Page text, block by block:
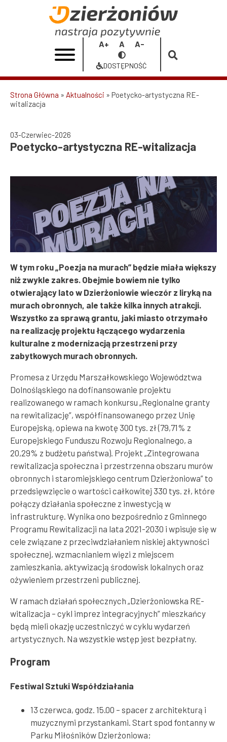
Poetycko-
witalizacja
Miasta
Dzierżoniów
Increase
font
Reset
font
size
Decrease
font
Przełącz
na
Dostępność
DOSTĘPNOŚĆ
Ścieżka
Strona Główna Aktualności
Poetycko-artystyczna RE-
witalizacja
03-Czerwiec-2026
Poetycko-artystyczna RE-witalizacja
W tym roku „Poezja na murach” będzie miała większy
niż zwykle zakres. Obejmie bowiem nie tylko
otwierający lato w Dzierżoniowie wieczór z liryką na
murach obronnych, ale także kilka innych atrakcji.
Wszystko za sprawą grantu, jaki miasto otrzymało
na realizację projektu łączącego wydarzenia
kulturalne z modernizacją przestrzeni przy
zabytkowych murach obronnych.
Promesa z Urzędu Marszałkowskiego Województwa
Dolnośląskiego na dofinansowanie projektu
realizowanego w ramach konkursu „Regionalne granty
na rewitalizację”, współfinansowanego przez Unię
Europejską, opiewa na kwotę 300 tys. zł (79,71% z
Europejskiego Funduszu Rozwoju Regionalnego, a
20,29% z budżetu państwa). Projekt „Zintegrowana
rewitalizacja społeczna i przestrzenna obszaru murów
obronnych i staromiejskiego centrum Dzierżoniowa” to
przedsięwzięcie o wartości całkowitej 330 tys. zł, które
połączy działania społeczne z inwestycją w
infrastrukturę. Wynika ono bezpośrednio z Gminnego
Programu Rewitalizacji na lata 2021-2030 i wpisuje się w
cele związane z przeciwdziałaniem niskiej aktywności
społecznej, wzmacnianiem więzi z miejscem
zamieszkania, aktywizacją środowisk lokalnych oraz
ożywieniem przestrzeni publicznej.
W ramach działań społecznych „Dzierżoniowska RE-
witalizacja – cykl imprez integracyjnych” mieszkańcy
będą mieli okazję uczestniczyć w cyklu wydarzeń
artystycznych. Na wszystkie wstęp jest bezpłatny.
Program
Festiwal Sztuki Współdziałania
13 czerwca, godz. 15.00 – spacer z architekturą i
muzycznymi przystankami. Start spod fontanny w
Parku Miłośników Dzierżoniowa;